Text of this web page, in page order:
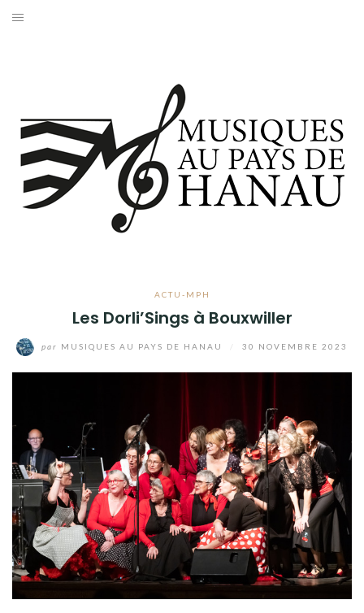
Aller
ACTU-MPH
Les Dorli’Sings à Bouxwiller
par MUSIQUES AU PAYS DE HANAU 30 NOVEMBRE 2023
CARNETS DE NOTES
L’ASSOCIATION
CONTACT